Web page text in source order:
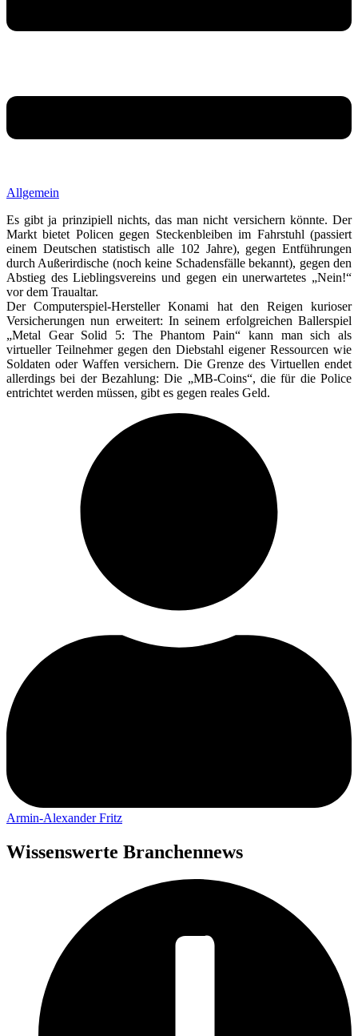
Allgemein
Es gibt ja prinzipiell nichts, das man nicht versichern könnte. Der
Markt bietet Policen gegen Steckenbleiben im Fahrstuhl (passiert
einem Deutschen statistisch alle 102 Jahre), gegen Entführungen
durch Außerirdische (noch keine Schadensfälle bekannt), gegen den
Abstieg des Lieblingsvereins und gegen ein unerwartetes „Nein!“
vor dem Traualtar.
Der Computerspiel-Hersteller Konami hat den Reigen kurioser
Versicherungen nun erweitert: In seinem erfolgreichen Ballerspiel
„Metal Gear Solid 5: The Phantom Pain“ kann man sich als
virtueller Teilnehmer gegen den Diebstahl eigener Ressourcen wie
Soldaten oder Waffen versichern. Die Grenze des Virtuellen endet
allerdings bei der Bezahlung: Die „MB-Coins“, die für die Police
entrichtet werden müssen, gibt es gegen reales Geld.
Armin-Alexander Fritz
Wissenswerte Branchennews